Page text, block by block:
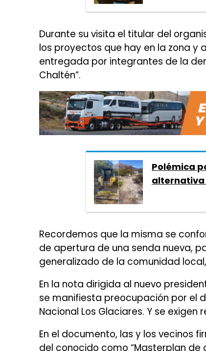
Durante su visita el titular del
los proyectos que hay en la zona y
entregada por integrantes de la
Chaltén”.
Polémica
alternativa
Recordemos que la misma se
de apertura de una senda nueva,
generalizado de la comunidad
En la nota dirigida al nuevo
se manifiesta preocupación por el
Nacional Los Glaciares. Y se
En el documento, las y los vecinos
del conocido como “Masterplan